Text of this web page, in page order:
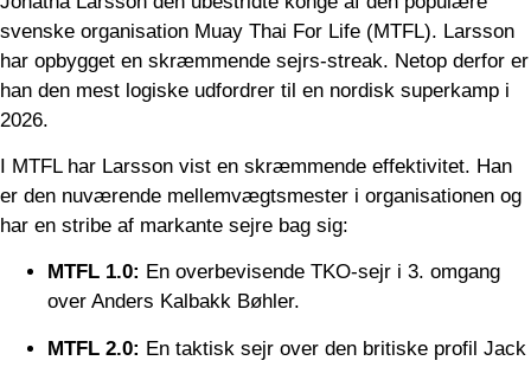
svenske organisation Muay Thai For Life (MTFL). Larsson
har opbygget en skræmmende sejrs-streak. Netop derfor er
han den mest logiske udfordrer til en nordisk superkamp i
2026.
I MTFL har Larsson vist en skræmmende effektivitet. Han
er den nuværende mellemvægtsmester i organisationen og
har en stribe af markante sejre bag sig:
MTFL 1.0: En overbevisende TKO-sejr i 3. omgang
over Anders Kalbakk Bøhler.
MTFL 2.0: En taktisk sejr over den britiske profil Jack